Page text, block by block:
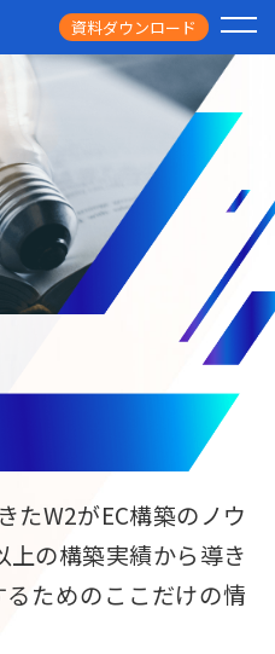
資料ダウンロード
ス
築
期通販
築
例
ち情報
ス
たW2がEC構築のノウ
の構築実績から導き
ためのここだけの情